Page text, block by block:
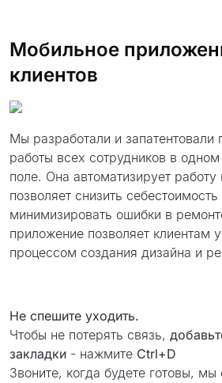
Мобильное
клиентов
Мы разработали и
работы всех сотрудников в
поле. Она автоматизирует работу
позволяет снизить
минимизировать ошибки в
приложение позволяет клиентам
процессом создания дизайна и
Не спешите уходить.
Чтобы не потерять связь,
закладки - нажмите Ctrl+D
Звоните, когда будете готовы,